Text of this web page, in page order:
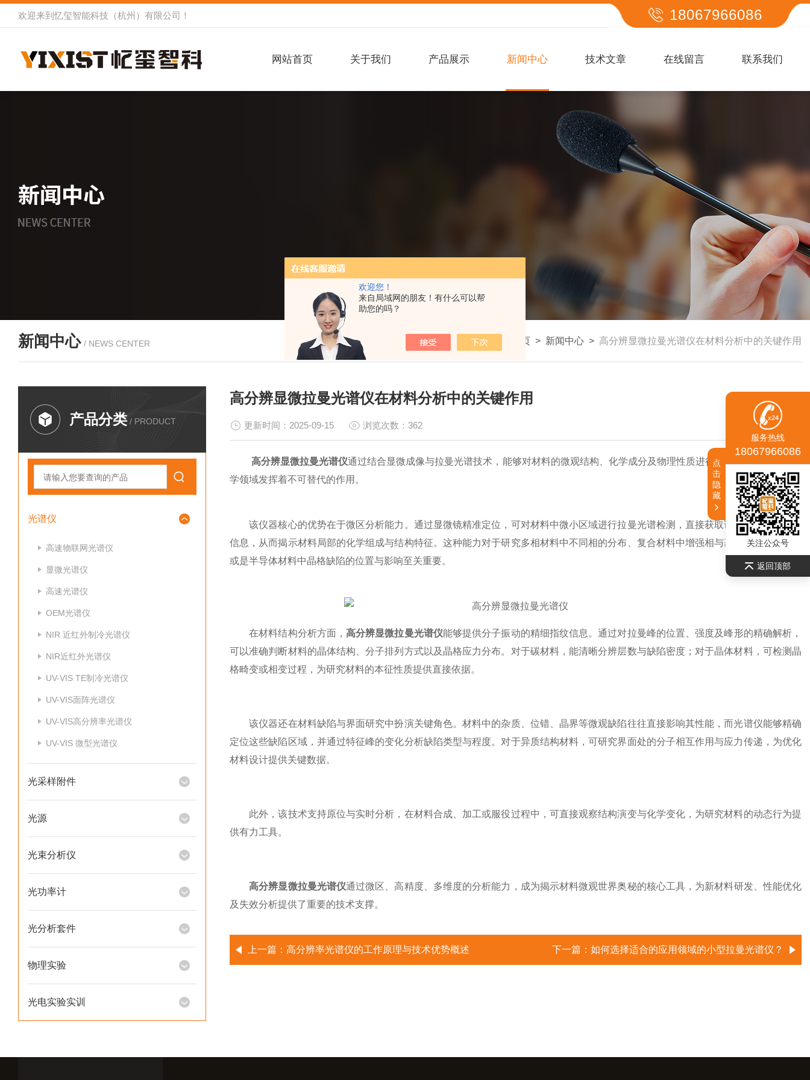
欢迎您！
来自局域网的朋友！有什么可以帮
助您的吗？
欢迎来到 忆玺智能科技（杭州）有限公司 ！ 18067966086
网站首页 关于我们 产品展示 新闻中心 技术文章 在线留言 联系我们
新闻中心 / NEWS CENTER 我的位置： 首页 > 新闻中心 > 高分辨显微拉曼光谱仪在材料分析中的关键作用
产品分类 / PRODUCT
光谱仪
高速物联网光谱仪
显微光谱仪
高速光谱仪
OEM光谱仪
NIR 近红外制冷光谱仪
NIR近红外光谱仪
UV-VIS TE制冷光谱仪
UV-VIS面阵光谱仪
UV-VIS高分辨率光谱仪
UV-VIS 微型光谱仪
光采样附件
光源
光束分析仪
光功率计
光分析套件
物理实验
光电实验实训
高分辨显微拉曼光谱仪在材料分析中的关键作用
更新时间：2025-09-15 浏览次数：362
高分辨显微拉曼光谱仪通过结合显微成像与拉曼光谱技术，能够对材料的微观结构、化学成分及物理性质进行精准分析，在材料科
学领域发挥着不可替代的作用。
该仪器核心的优势在于微区分析能力。通过显微镜精准定位，可对材料中微小区域进行拉曼光谱检测，直接获取该区域的分子振动
信息，从而揭示材料局部的化学组成与结构特征。这种能力对于研究多相材料中不同相的分布、复合材料中增强相与基体的界面状态，
或是半导体材料中晶格缺陷的位置与影响至关重要。
在材料结构分析方面，高分辨显微拉曼光谱仪能够提供分子振动的精细指纹信息。通过对拉曼峰的位置、强度及峰形的精确解析，
可以准确判断材料的晶体结构、分子排列方式以及晶格应力分布。对于碳材料，能清晰分辨层数与缺陷密度；对于晶体材料，可检测晶
格畸变或相变过程，为研究材料的本征性质提供直接依据。
该仪器还在材料缺陷与界面研究中扮演关键角色。材料中的杂质、位错、晶界等微观缺陷往往直接影响其性能，而光谱仪能够精确
定位这些缺陷区域，并通过特征峰的变化分析缺陷类型与程度。对于异质结构材料，可研究界面处的分子相互作用与应力传递，为优化
材料设计提供关键数据。
此外，该技术支持原位与实时分析，在材料合成、加工或服役过程中，可直接观察结构演变与化学变化，为研究材料的动态行为提
供有力工具。
高分辨显微拉曼光谱仪通过微区、高精度、多维度的分析能力，成为揭示材料微观世界奥秘的核心工具，为新材料研发、性能优化
及失效分析提供了重要的技术支撑。
上一篇： 高分辨率光谱仪的工作原理与技术优势概述 下一篇： 如何选择适合的应用领域的小型拉曼光谱仪？
服务热线
18067966086
关注公众号
返回顶部
点
击
隐
藏